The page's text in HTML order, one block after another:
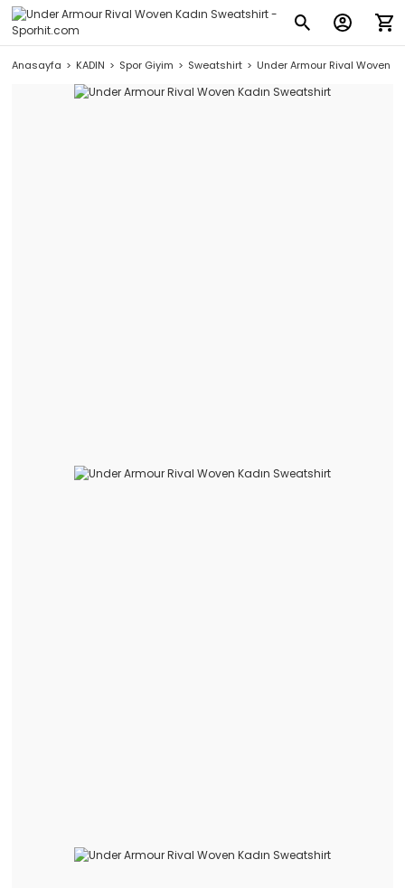
Anasayfa KADIN Spor Giyim Sweatshirt Under Armour Rival Woven